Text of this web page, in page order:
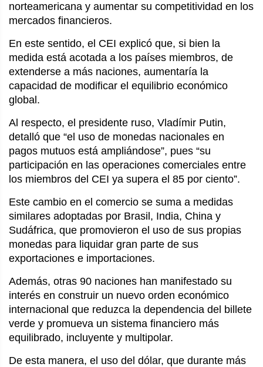
norteamericana y aumentar su competitividad en los
mercados financieros.
En este sentido, el CEI explicó que, si bien la
medida está acotada a los países miembros, de
extenderse a más naciones, aumentaría la
capacidad de modificar el equilibrio económico
global.
Al respecto, el presidente ruso, Vladímir Putin,
detalló que “el uso de monedas nacionales en
pagos mutuos está ampliándose”, pues “su
participación en las operaciones comerciales entre
los miembros del CEI ya supera el 85 por ciento”.
Este cambio en el comercio se suma a medidas
similares adoptadas por Brasil, India, China y
Sudáfrica, que promovieron el uso de sus propias
monedas para liquidar gran parte de sus
exportaciones e importaciones.
Además, otras 90 naciones han manifestado su
interés en construir un nuevo orden económico
internacional que reduzca la dependencia del billete
verde y promueva un sistema financiero más
equilibrado, incluyente y multipolar.
De esta manera, el uso del dólar, que durante más